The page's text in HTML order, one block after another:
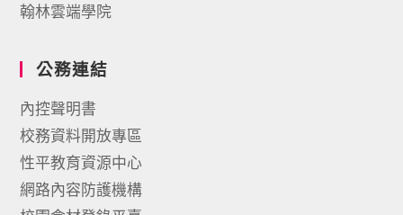
翰林雲端學院
公務連結
內控聲明書
校務資料開放專區
性平教育資源中心
網路內容防護機構